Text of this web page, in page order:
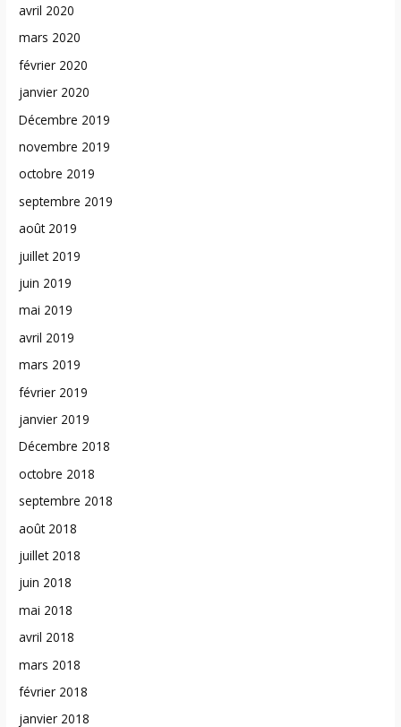
avril 2020
mars 2020
février 2020
janvier 2020
Décembre 2019
novembre 2019
octobre 2019
septembre 2019
août 2019
juillet 2019
juin 2019
mai 2019
avril 2019
mars 2019
février 2019
janvier 2019
Décembre 2018
octobre 2018
septembre 2018
août 2018
juillet 2018
juin 2018
mai 2018
avril 2018
mars 2018
février 2018
janvier 2018